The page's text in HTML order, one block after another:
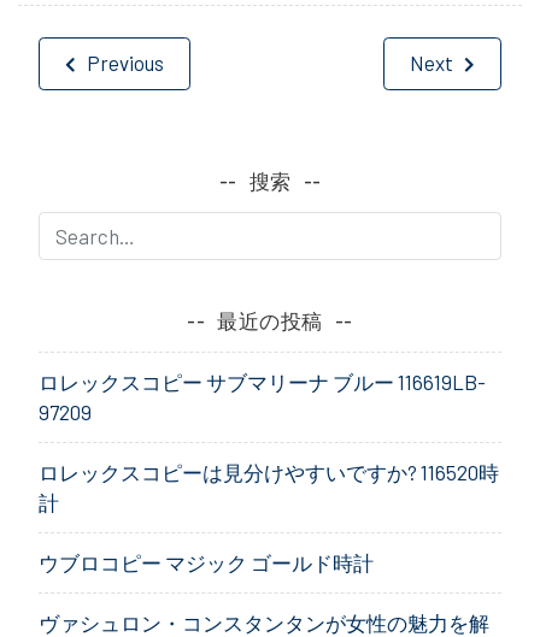
投
ビ
ゲ
シ
ョ
ン
Previous Next
搜索
最近の投稿
ロレックスコピー サブマリーナ ブルー 116619LB-
97209
ロレックスコピーは見分けやすいですか? 116520時
計
ウブロコピー マジック ゴールド時計
ヴァシュロン・コンスタンタンが女性の魅力を解